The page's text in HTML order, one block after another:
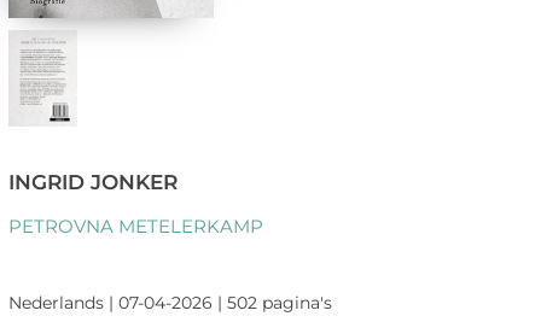
INGRID JONKER
PETROVNA METELERKAMP
Nederlands | 07-04-2026 | 502 pagina's